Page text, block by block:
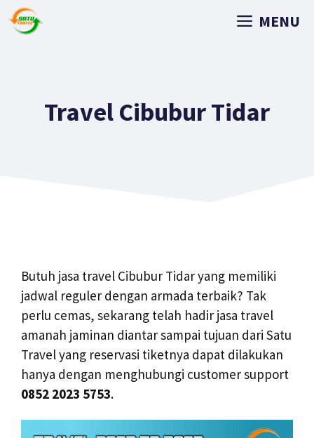
MENU
Travel Cibubur Tidar
Butuh jasa travel Cibubur Tidar yang memiliki
jadwal reguler dengan armada terbaik? Tak
perlu cemas, sekarang telah hadir jasa travel
amanah jaminan diantar sampai tujuan dari Satu
Travel yang reservasi tiketnya dapat dilakukan
hanya dengan menghubungi customer support
0852 2023 5753.